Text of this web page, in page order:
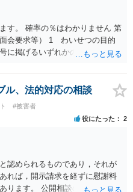
特定して書き込んだとして
問われることはないでしょう。
す。 確率の％はわかりません 第
会要求等） 1 わいせつの目的
に掲げるいずれかの行為をした
まれた者に限る。）は、一年以
処する。 一 威迫し、偽計を用
二 拒まれたにもかかわらず、
銭その他の利益を供与し、又は
要求すること。 2前項の罪を犯
歳未満の者と面会をした者は、
金に処する。
ル、法的対応の相談
#被害者
役にたった 2
認められるものであり，それが
れば，開示請求を経ずに慰謝料
ります。 公開相談の場では回答